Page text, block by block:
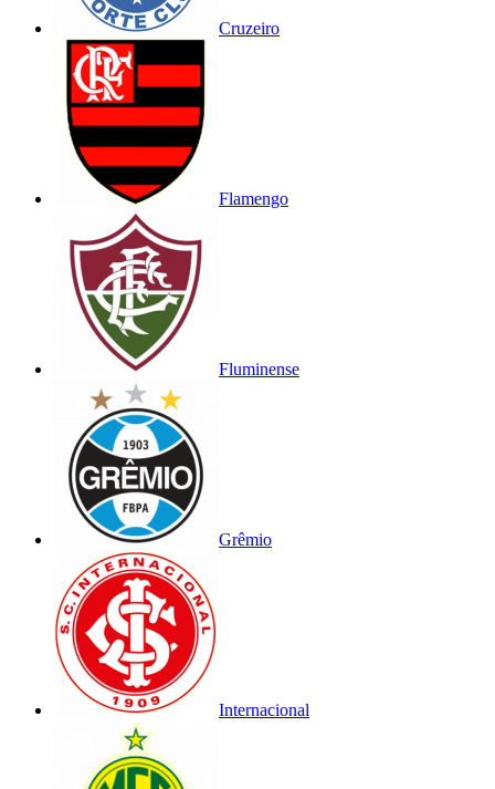
Cruzeiro
Flamengo
Fluminense
Grêmio
Internacional